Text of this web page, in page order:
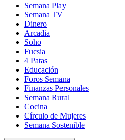
Semana Play
Semana TV
Dinero
Arcadia
Soho
in
new
window
Fucsia
in
new
window
4 Patas
Educación
Foros Semana
Finanzas Personales
Semana Rural
Cocina
Círculo de Mujeres
Semana Sostenible